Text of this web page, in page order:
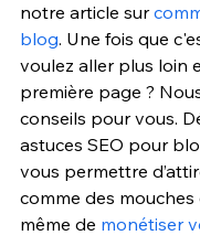
notre article sur
blog. Une fois que
voulez aller plus loin
première page ?
conseils pour vous.
astuces SEO pour
vous permettre
comme des mouches
même de monétiser